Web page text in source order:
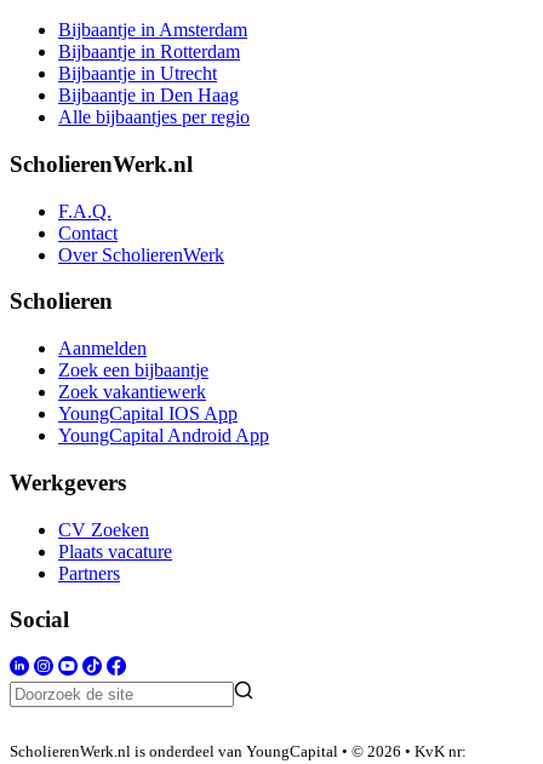
Bijbaantje in Amsterdam
Bijbaantje in Rotterdam
Bijbaantje in Utrecht
Bijbaantje in Den Haag
Alle bijbaantjes per regio
ScholierenWerk.nl
F.A.Q.
Contact
Over ScholierenWerk
Scholieren
Aanmelden
Zoek een bijbaantje
Zoek vakantiewerk
YoungCapital IOS App
YoungCapital Android App
Werkgevers
CV Zoeken
Plaats vacature
Partners
Social
ScholierenWerk.nl is onderdeel van YoungCapital • © 2026 • KvK nr: